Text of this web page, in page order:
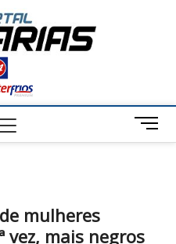
M
e
mulheres
vez, mais negros